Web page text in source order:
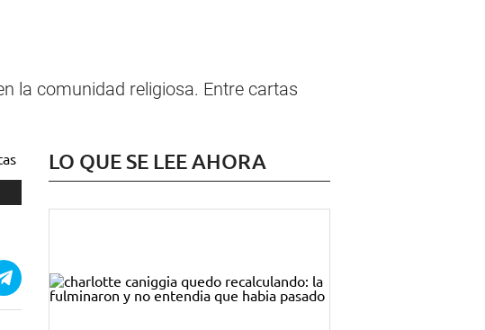
la comunidad religiosa. Entre cartas
LO QUE SE LEE AHORA